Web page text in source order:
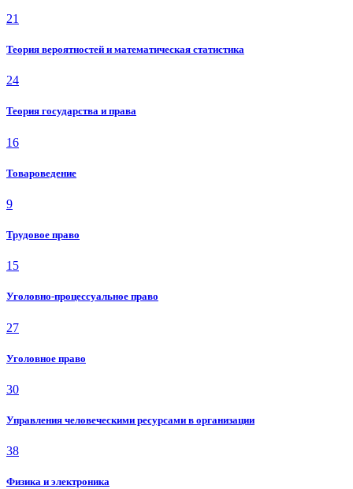
21
Теория вероятностей и математическая статистика
24
Теория государства и права
16
Товароведение
9
Трудовое право
15
Уголовно-процессуальное право
27
Уголовное право
30
Управления человеческими ресурсами в организации
38
Физика и электроника